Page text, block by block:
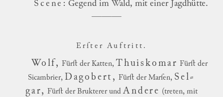
Scene : Gegend im Wald, mit einer Jagdhütte.
Erſter Au ftritt.
Wolf, Fürſt der Katten, Thuiskomar Fürſt der
Sicambrier, Dagobert, Fürſt der Marſen, Sel⸗
gar, Fürſt der Brukterer undAndere (treten, mit